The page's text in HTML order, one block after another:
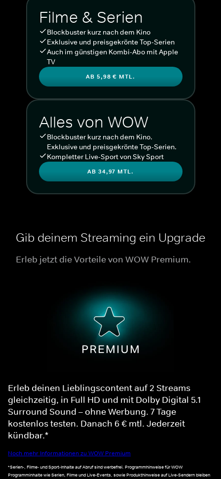
Filme & Serien
Blockbuster kurz nach dem Kino
Exklusive und preisgekrönte Top-Serien
Auch im günstigen Kombi-Abo mit Apple
TV
AB 5,98 € MTL.
Alles von WOW
Blockbuster kurz nach dem Kino.
Exklusive und preisgekrönte Top-Serien.
Kompletter Live-Sport von Sky Sport
AB 34,97 MTL.
Gib deinem Streaming ein Upgrade
Erleb jetzt die Vorteile von WOW Premium.
Erleb deinen Lieblingscontent auf 2 Streams
gleichzeitig, in Full HD und mit Dolby Digital 5.1
Surround Sound – ohne Werbung. 7 Tage
kostenlos testen. Danach 6 € mtl. Jederzeit
kündbar.*
Noch mehr Informationen zu WOW Premium
*Serien-, Filme- und Sport-Inhalte auf Abruf sind werbefrei. Programmhinweise für WOW
Programminhalte wie Serien, Filme und Live-Events, sowie Produkthinweise auf Live-Sendern bleiben